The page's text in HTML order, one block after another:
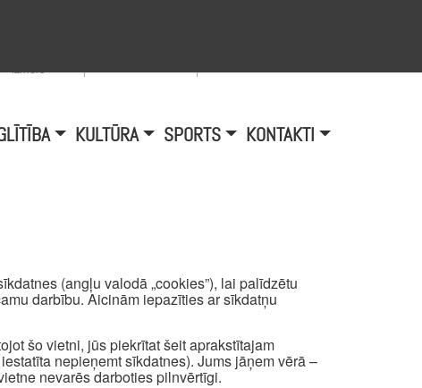
izmērs
KULTŪRA SPORTS KONTAKTI
(angļu valodā „cookies”), lai palīdzētu
darbību. Aicinām iepazīties ar sīkdatņu
šo vietni, jūs piekrītat šeit aprakstītajam
nepieņemt sīkdatnes). Jums jāņem vērā –
nevarēs darboties pilnvērtīgi.